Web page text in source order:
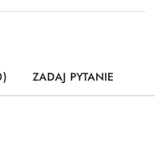
ZADAJ PYTANIE